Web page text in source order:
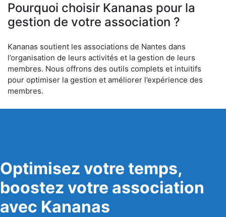
Pourquoi choisir Kananas pour la
gestion de votre association ?
Kananas soutient les associations de Nantes dans
l’organisation de leurs activités et la gestion de leurs
membres. Nous offrons des outils complets et intuitifs
pour optimiser la gestion et améliorer l’expérience des
membres.
Optimisez votre temps,
boostez votre association
avec Kananas